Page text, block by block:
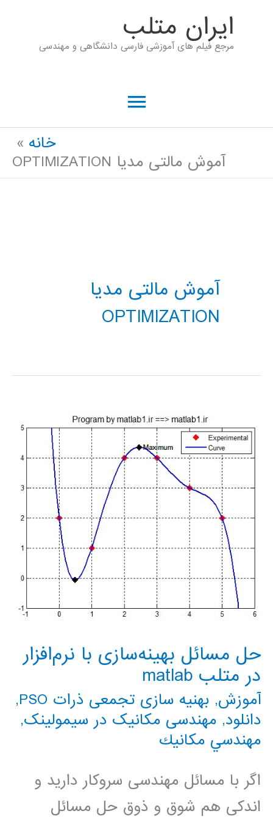
ايران متلب
مرجع فیلم های آموزشی فارسی دانشگاهی و مهندسی
فهرست
خانه
آموش مالتی مدیا OPTIMIZATION
آموش مالتی مدیا
OPTIMIZATION
حل مسائل بهینه‌سازی با نرم‌افزار
در متلب matlab
آموزش, بهنیه سازی تجمعی ذرات PSO
,
دانلود, مهندسی مکانیک در سیمولینک,
مهندسي مكانيك
اگر با مسائل مهندسی سروکار دارید و
اندکی هم شوق و ذوق حل مسائل